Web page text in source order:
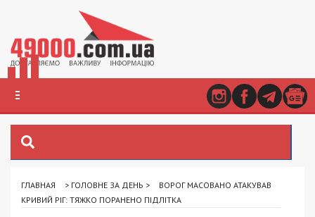
ГЛАВНАЯ > ГОЛОВНЕ ЗА ДЕНЬ >
ВОРОГ МАСОВАНО АТАКУВАВ
КРИВИЙ РІГ: ТЯЖКО ПОРАНЕНО ПІДЛІТКА